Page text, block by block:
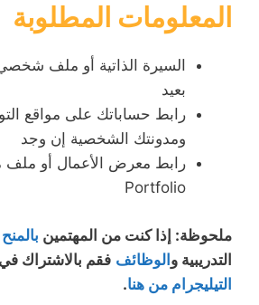
المعلومات المطلوبة
السيرة الذاتية أو ملف
بعيد
رابط حساباتك على مواقع
ومدونتك الشخصية إن وجد
رابط معرض الأعمال أو ملف
Portfolio
ملحوظة: إذا كنت من المهتمين
التدريبية والوظائف فقم بالاشتراك في
التيليجرام من هنا.